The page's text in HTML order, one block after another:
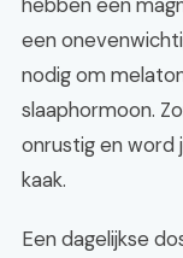
een
nodig om
slaaphormoon.
onrustig en word
kaak.
Een dagelijkse